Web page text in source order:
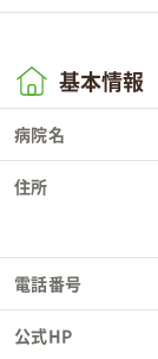
基本情報
病院名
住所
電話番号
公式HP